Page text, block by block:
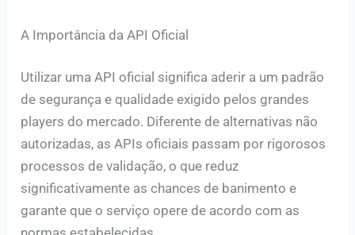
A Importância da API Oficial
Utilizar uma API oficial significa aderir a um padrão
de segurança e qualidade exigido pelos grandes
players do mercado. Diferente de alternativas não
autorizadas, as APIs oficiais passam por rigorosos
processos de validação, o que reduz
significativamente as chances de banimento e
garante que o serviço opere de acordo com as